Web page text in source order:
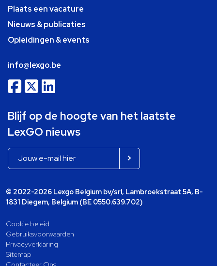
Plaats een vacature
Nieuws & publicaties
Opleidingen & events
info@lexgo.be
Blijf op de hoogte van het laatste
LexGO nieuws
© 2022-2026 Lexgo Belgium bv/srl, Lambroekstraat 5A, B-
1831 Diegem, Belgium (BE 0550.639.702)
Cookie beleid
Gebruiksvoorwaarden
Privacyverklaring
Sitemap